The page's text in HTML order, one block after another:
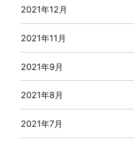
2021年12月
2021年11月
2021年9月
2021年8月
2021年7月